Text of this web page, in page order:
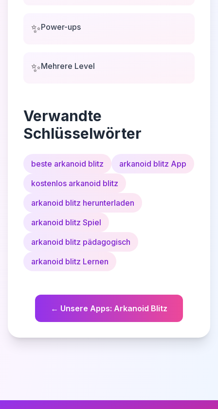
✨Power-ups
✨Mehrere Level
Verwandte
Schlüsselwörter
beste arkanoid blitz
arkanoid blitz App
kostenlos arkanoid blitz
arkanoid blitz herunterladen
arkanoid blitz Spiel
arkanoid blitz pädagogisch
arkanoid blitz Lernen
← Unsere Apps: Arkanoid Blitz